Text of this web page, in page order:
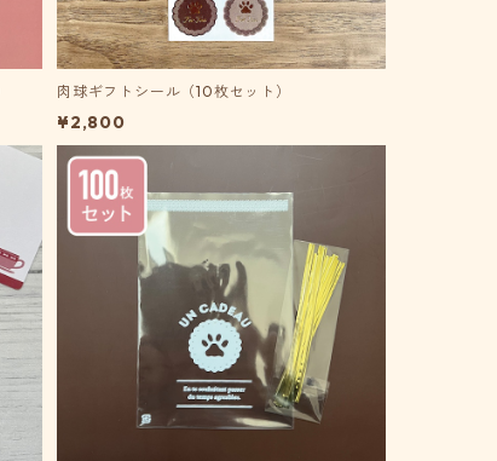
肉球ギフトシール（10枚セット）
¥2,800